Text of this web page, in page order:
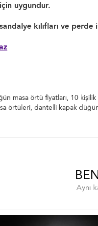
uygundur.
kılıfları ve
masa örtü fiyatları, 10
örtüleri, dantelli kapak
Aynı